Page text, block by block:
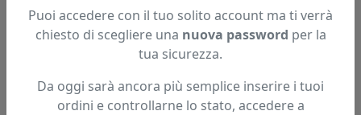
Articolo non trovato.
Hai trovato questo prodotto ad un prezzo più basso?
Puoi accedere con il tuo solito account ma ti verrà
chiesto di scegliere una nuova password per la
tua sicurezza.
Da oggi sarà ancora più semplice inserire i tuoi
ordini e controllarne lo stato, accedere a